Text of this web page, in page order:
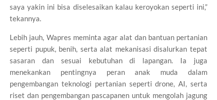
saya yakin ini bisa diselesaikan kalau keroyokan seperti ini,”
tekannya.
Lebih jauh, Wapres meminta agar alat dan bantuan pertanian
seperti pupuk, benih, serta alat mekanisasi disalurkan tepat
sasaran dan sesuai kebutuhan di lapangan. Ia juga
menekankan pentingnya peran anak muda dalam
pengembangan teknologi pertanian seperti drone, AI, serta
riset dan pengembangan pascapanen untuk mengolah jagung